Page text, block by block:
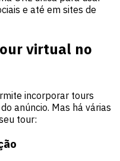
e até em sites de
virtual no
incorporar tours
anúncio. Mas há várias
tour: